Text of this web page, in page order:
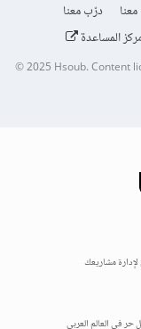
درّب معنا
المساعدة
© 2025Hsoub.Content